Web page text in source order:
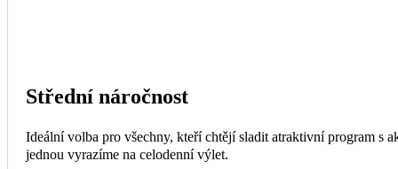
Střední náročnost
Ideální volba pro všechny, kteří chtějí sladit atraktivní program s
jednou vyrazíme na celodenní výlet.